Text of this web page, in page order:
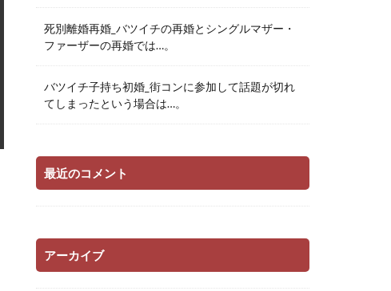
死別離婚再婚_バツイチの再婚とシングルマザー・
ファーザーの再婚では…。
バツイチ子持ち初婚_街コンに参加して話題が切れ
てしまったという場合は…。
最近のコメント
アーカイブ